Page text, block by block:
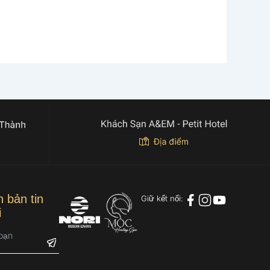
bản tin
Giữ kết nối: